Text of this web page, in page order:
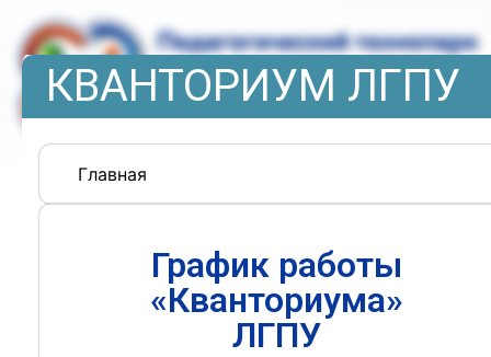
КВАНТОРИУМ ЛГПУ
Главная
График работы
«Кванториума»
ЛГПУ